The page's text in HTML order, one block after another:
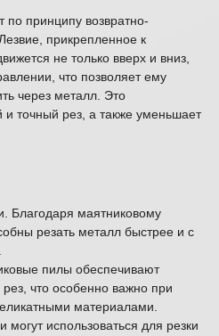
по принципу возвратно-
прикрепленное к
не только вверх и вниз,
что позволяет ему
через металл. Это
и точный рез, а также уменьшает
Благодаря маятниковому
резать металл быстрее и с
пилы обеспечивают
что особенно важно при
материалами.
могут использоваться для резки